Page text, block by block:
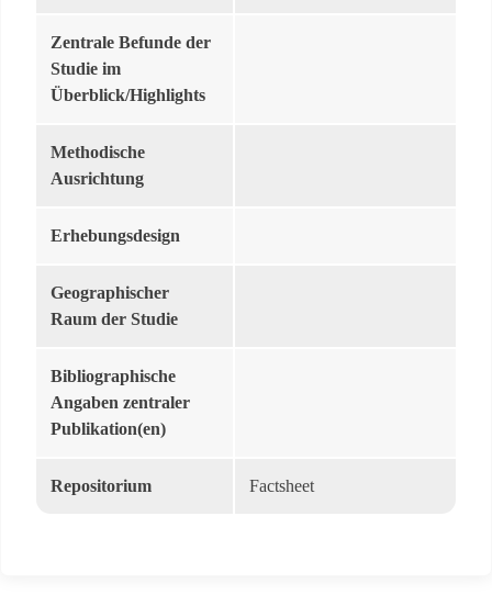
Zentrale Befunde der
Studie im
Überblick/Highlights
Methodische
Ausrichtung
Erhebungsdesign
Geographischer
Raum der Studie
Bibliographische
Angaben zentraler
Publikation(en)
Repositorium Factsheet